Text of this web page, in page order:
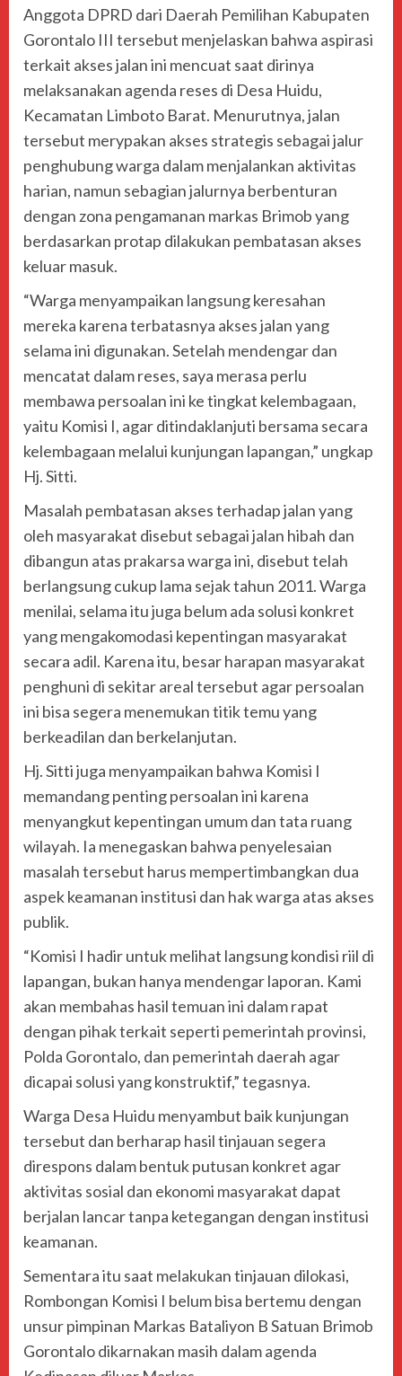
Anggota DPRD dari Daerah Pemilihan Kabupaten
Gorontalo III tersebut menjelaskan bahwa aspirasi
terkait akses jalan ini mencuat saat dirinya
melaksanakan agenda reses di Desa Huidu,
Kecamatan Limboto Barat. Menurutnya, jalan
tersebut merypakan akses strategis sebagai jalur
penghubung warga dalam menjalankan aktivitas
harian, namun sebagian jalurnya berbenturan
dengan zona pengamanan markas Brimob yang
berdasarkan protap dilakukan pembatasan akses
keluar masuk.
“Warga menyampaikan langsung keresahan
mereka karena terbatasnya akses jalan yang
selama ini digunakan. Setelah mendengar dan
mencatat dalam reses, saya merasa perlu
membawa persoalan ini ke tingkat kelembagaan,
yaitu Komisi I, agar ditindaklanjuti bersama secara
kelembagaan melalui kunjungan lapangan,” ungkap
Hj. Sitti.
Masalah pembatasan akses terhadap jalan yang
oleh masyarakat disebut sebagai jalan hibah dan
dibangun atas prakarsa warga ini, disebut telah
berlangsung cukup lama sejak tahun 2011. Warga
menilai, selama itu juga belum ada solusi konkret
yang mengakomodasi kepentingan masyarakat
secara adil. Karena itu, besar harapan masyarakat
penghuni di sekitar areal tersebut agar persoalan
ini bisa segera menemukan titik temu yang
berkeadilan dan berkelanjutan.
Hj. Sitti juga menyampaikan bahwa Komisi I
memandang penting persoalan ini karena
menyangkut kepentingan umum dan tata ruang
wilayah. Ia menegaskan bahwa penyelesaian
masalah tersebut harus mempertimbangkan dua
aspek keamanan institusi dan hak warga atas akses
publik.
“Komisi I hadir untuk melihat langsung kondisi riil di
lapangan, bukan hanya mendengar laporan. Kami
akan membahas hasil temuan ini dalam rapat
dengan pihak terkait seperti pemerintah provinsi,
Polda Gorontalo, dan pemerintah daerah agar
dicapai solusi yang konstruktif,” tegasnya.
Warga Desa Huidu menyambut baik kunjungan
tersebut dan berharap hasil tinjauan segera
direspons dalam bentuk putusan konkret agar
aktivitas sosial dan ekonomi masyarakat dapat
berjalan lancar tanpa ketegangan dengan institusi
keamanan.
Sementara itu saat melakukan tinjauan dilokasi,
Rombongan Komisi I belum bisa bertemu dengan
unsur pimpinan Markas Bataliyon B Satuan Brimob
Gorontalo dikarnakan masih dalam agenda